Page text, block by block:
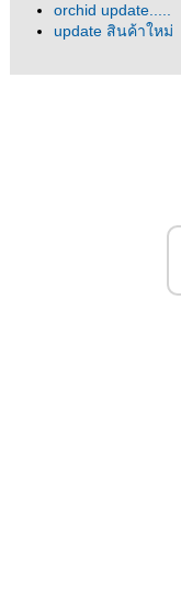
orchid update.....
update สินค้าใหม่